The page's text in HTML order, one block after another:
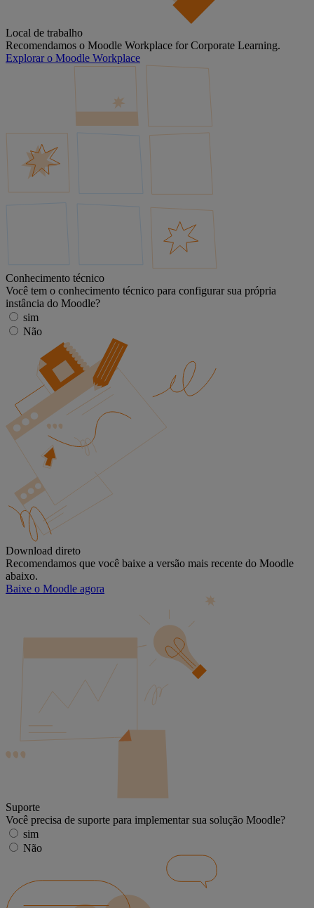
Local de trabalho
Recomendamos o Moodle Workplace for Corporate Learning.
Explorar o Moodle Workplace
Conhecimento técnico
Você tem o conhecimento técnico para configurar sua própria
instância do Moodle?
sim
Não
Download direto
Recomendamos que você baixe a versão mais recente do Moodle
abaixo.
Baixe o Moodle agora
Suporte
Você precisa de suporte para implementar sua solução Moodle?
sim
Não